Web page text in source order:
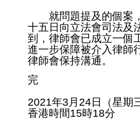
就問題提及的個案，
十五日向立法會司法及
到，律師會已成立一個
進一步保障被介入律師
律師會保持溝通。
完
2021年3月24日（星期
香港時間15時18分